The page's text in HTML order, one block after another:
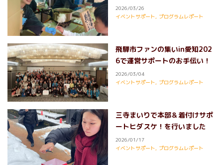
2026/03/26
イベントサポート, プログラムレポート
飛騨市ファンの集いin愛知202
6で運営サポートのお手伝い！
2026/03/04
イベントサポート, プログラムレポート
三寺まいりで本部＆着付けサポ
ートヒダスケ！を行いました
2026/01/17
イベントサポート, プログラムレポート